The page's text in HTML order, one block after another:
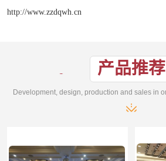
http://www.zzdqwh.cn
产品推荐